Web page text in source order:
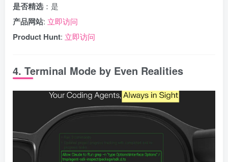
是否精选 ：是
产品网站: 立即访问
Product Hunt: 立即访问
4. Terminal Mode by Even Realities